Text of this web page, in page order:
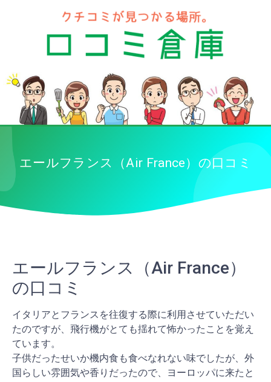
エールフランス（Air France）の口コミ
エールフランス（Air France）
の口コミ
イタリアとフランスを往復する際に利用させていただい
たのですが、飛行機がとても揺れて怖かったことを覚え
ています。
子供だったせいか機内食も食べなれない味でしたが、外
国らしい雰囲気や香りだったので、ヨーロッパに来たと